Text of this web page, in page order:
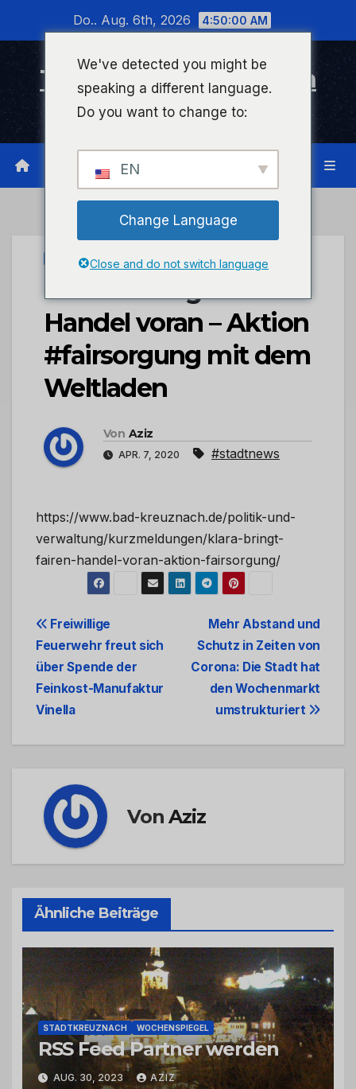
wechseln
Do.. Aug. 6th, 2026 4:50:00 AM
Timeline Bad Kreuznach
Infonetzwerk für Bad Kreuznach
STADTKREUZNACH
KLARA bringt fairen
Handel voran – Aktion
#fairsorgung mit dem
Weltladen
Von Aziz
APR. 7, 2020 #stadtnews
https://www.bad-kreuznach.de/politik-und-
verwaltung/kurzmeldungen/klara-bringt-
fairen-handel-voran-aktion-fairsorgung/
Beitrags-
Navigation
Mehr Abstand und
Schutz in Zeiten von
Corona: Die Stadt hat
den Wochenmarkt
umstrukturiert
Freiwillige
Feuerwehr freut sich
über Spende der
Feinkost-Manufaktur
Vinella
VonAziz
Ähnliche Beiträge
STADTKREUZNACH WOCHENSPIEGEL
RSS Feed Partner werden
AUG. 30, 2023 AZIZ
We've detected you might be
speaking a different language.
Do you want to change to:
EN
Change Language
Close and do not switch language